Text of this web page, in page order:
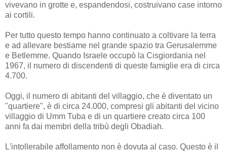
vivevano in grotte e, espandendosi, costruivano case intorno
ai cortili.
Per tutto questo tempo hanno continuato a coltivare la terra
e ad allevare bestiame nel grande spazio tra Gerusalemme
e Betlemme. Quando Israele occupò la Cisgiordania nel
1967, il numero di discendenti di queste famiglie era di circa
4.700.
Oggi, il numero di abitanti del villaggio, che è diventato un
"quartiere", è di circa 24.000, compresi gli abitanti del vicino
villaggio di Umm Tuba e di un quartiere creato circa 100
anni fa dai membri della tribù degli Obadiah.
L'intollerabile affollamento non è dovuta al caso. Questo è il